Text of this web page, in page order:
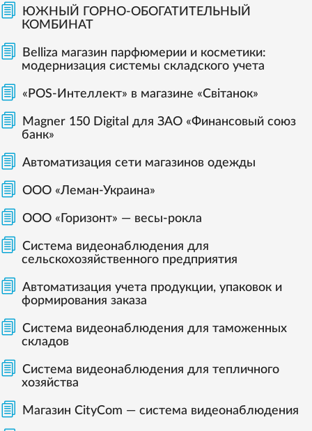
ЮЖНЫЙ ГОРНО-ОБОГАТИТЕЛЬНЫЙ
КОМБИНАТ
Belliza магазин парфюмерии и косметики:
модернизация системы складского учета
«POS-Интеллект» в магазине «Світанок»
Magner 150 Digital для ЗАО «Финансовый союз
банк»
Автоматизация сети магазинов одежды
ООО «Леман-Украина»
ООО «Горизонт» — весы-рокла
Система видеонаблюдения для
сельскохозяйственного предприятия
Автоматизация учета продукции, упаковок и
формирования заказа
Система видеонаблюдения для таможенных
складов
Система видеонаблюдения для тепличного
хозяйства
Магазин CityCom — система видеонаблюдения